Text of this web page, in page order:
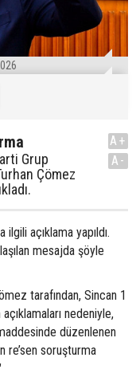
Grup
Çömez
A+
A-
ilgili açıklama yapıldı.
mesajda şöyle
tarafından, Sincan 1
nedeniyle,
düzenlenen
re’sen soruşturma